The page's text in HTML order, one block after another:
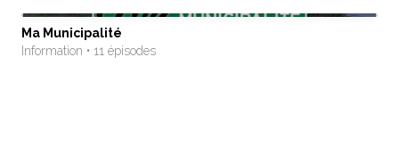
Ma Municipalité
Information • 11 épisodes